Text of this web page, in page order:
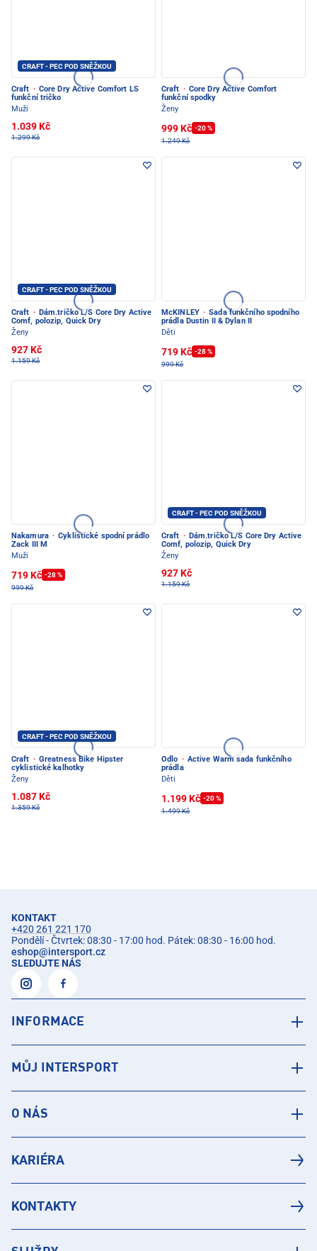
CRAFT - PEC POD SNĚŽKOU
Craft · Core Dry Active Comfort LS
funkční tričko
Muži
1.039 Kč
1.299 Kč
Craft · Core Dry Active Comfort
funkční spodky
Ženy
999 Kč -20 %
1.249 Kč
CRAFT - PEC POD SNĚŽKOU
Craft · Dám.tričko L/S Core Dry Active
Comf, polozip, Quick Dry
Ženy
927 Kč
1.159 Kč
McKINLEY · Sada funkčního spodního
prádla Dustin II & Dylan II
Děti
719 Kč -28 %
999 Kč
Nakamura · Cyklistické spodní prádlo
Zack III M
Muži
719 Kč -28 %
999 Kč
CRAFT - PEC POD SNĚŽKOU
Craft · Dám.tričko L/S Core Dry Active
Comf, polozip, Quick Dry
Ženy
927 Kč
1.159 Kč
CRAFT - PEC POD SNĚŽKOU
Craft · Greatness Bike Hipster
cyklistické kalhotky
Ženy
1.087 Kč
1.359 Kč
Odlo · Active Warm sada funkčního
prádla
Děti
1.199 Kč -20 %
1.499 Kč
KONTAKT
+420 261 221 170
Pondělí - Čtvrtek: 08:30 - 17:00 hod. Pátek: 08:30 - 16:00 hod.
eshop@intersport.cz
SLEDUJTE NÁS
INFORMACE
MŮJ INTERSPORT
O NÁS
KARIÉRA
KONTAKTY